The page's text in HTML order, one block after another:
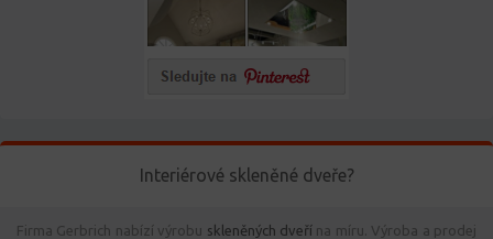
Interiérové skleněné dveře?
Firma Gerbrich nabízí výrobu skleněných dveří na míru. Výroba a prodej